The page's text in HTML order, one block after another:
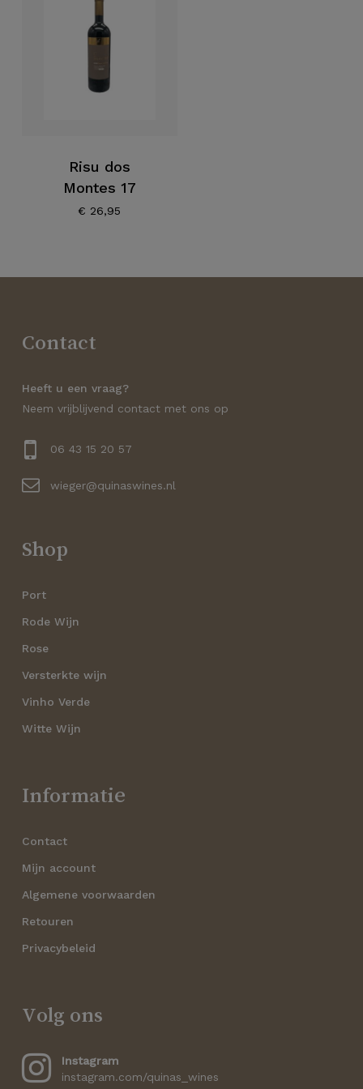
Geen producten in de
Risu dos
Montes 17
€ 26,95
Contact
Heeft u een vraag?
Neem vrijblijvend contact met ons op
06 43 15 20 57
wieger@quinaswines.nl
Shop
Port
Rode Wijn
Rose
Versterkte wijn
Vinho Verde
Witte Wijn
Informatie
Contact
Mijn account
Algemene voorwaarden
Retouren
Privacybeleid
Volg ons
Instagram
instagram.com/quinas_wines